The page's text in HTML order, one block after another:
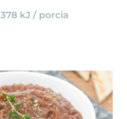
378 kJ / porcia